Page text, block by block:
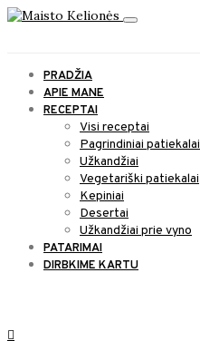
PRADŽIA
APIE MANE
RECEPTAI
Visi receptai
Pagrindiniai patiekalai
Užkandžiai
Vegetariški patiekalai
Kepiniai
Desertai
Užkandžiai prie vyno
PATARIMAI
DIRBKIME KARTU